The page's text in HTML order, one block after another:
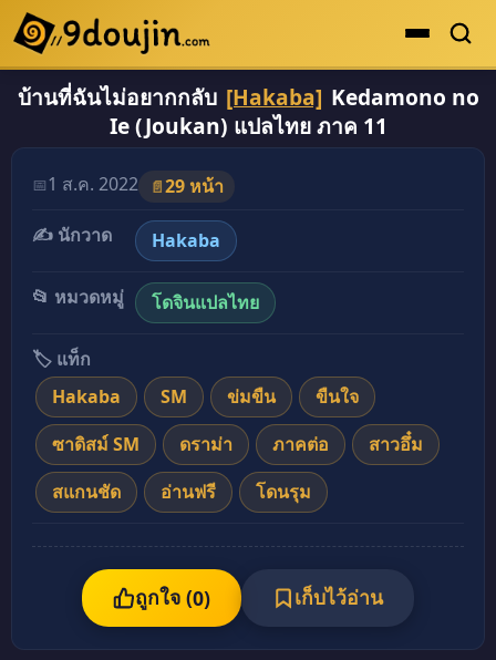
ดูเยอะสุด
คะแนนเยอะสุด
ระดับตำนาน
เรื่องที่เก็บไว้
บ้านที่ฉันไม่อยากกลับ [Hakaba] Kedamono no
Ie (Joukan) แปลไทย ภาค 11
📅1 ส.ค. 2022 📄29 หน้า
✍️ นักวาด
Hakaba
📂 หมวดหมู่ โดจินแปลไทย
🏷️ แท็ก
Hakaba
SM ข่มขืน
ขืนใจ
ซาดิสม์ SM
ดราม่า ภาคต่อ
สาวอึ๋ม
สแกนชัด
อ่านฟรี โดนรุม
ถูกใจ (0) เก็บไว้อ่าน